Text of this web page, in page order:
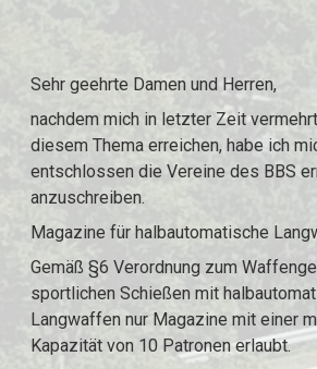
Sehr geehrte Damen und Herren,
nachdem mich in letzter Zeit
diesem Thema erreichen, habe ich
entschlossen die Vereine des BBS
anzuschreiben.
Magazine für halbautomatische
Gemäß §6 Verordnung zum
sportlichen Schießen mit
Langwaffen nur Magazine mit einer
Kapazität von 10 Patronen erlaubt.